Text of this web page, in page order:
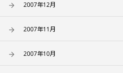
2007年12月
2007年11月
2007年10月